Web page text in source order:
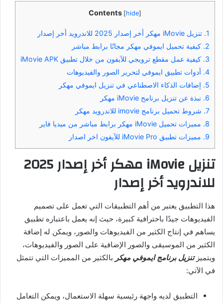
Contents [hide]
1. تنزيل iMovie مهكر أخر إصدار 2025 للاندرويد أخر إصدار
2. كيفية تحميل ايموفي مهكر مجانًا برابط مباشر
3. كيفية عمل مقطع ترويجي للآيفون من خلال تطبيق iMovie APK
4. أدوات تطبيق ايموفي لتحرير الصور والفيديوهات
5. إضافات الذكاء الاصطناعي في تنزيل ايموفي مهكر
6. نبذة عن تنزيل برنامح iMovie مهكر
7. شروط تحميل برنامج imovie للاندرويد مهكر
8. مميزات تحميل iMovie مهكر برابط مباشر من ميديا فاير
9. مميزات تطبيق iMovie Pro للآيفون اخر اصدار
تنزيل iMovie مهكر أخر إصدار 2025
للاندرويد أخر إصدار
هذا التطبيق يعتبر من أهم التطبيقات التي تعمل على تصميم
الفيديوهات جيدًا باحترافية كبيرة، حيث إنه يعمل باعتباره تطبيق
يساهم في إنتاج الكثير من الفيديوهات والصور، ويمكن له إضافة
الكثير من الموسيقى والصور الإضافية على الصور والفيديوهات،
ويتميزتنزيل برنامج ايموفي مهكر بالكثير من المميزات التي تتمثل
في الآتي:
التطبيق لديه واجهة رئيسية سهلة الاستعمال، ويمكن التعامل